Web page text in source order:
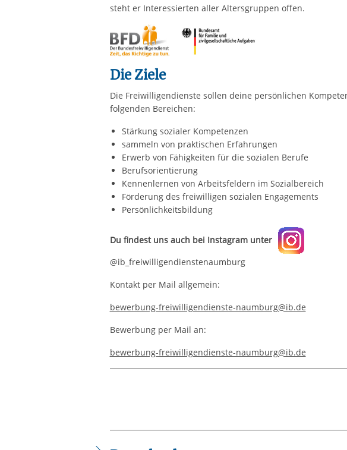
steht er Interessierten aller Altersgruppen offen.
Die Ziele
Die Freiwilligendienste sollen deine persönlichen
folgenden Bereichen:
Stärkung sozialer Kompetenzen
sammeln von praktischen Erfahrungen
Erwerb von Fähigkeiten für die sozialen Berufe
Berufsorientierung
Kennenlernen von Arbeitsfeldern im Sozialbereich
Förderung des freiwilligen sozialen Engagements
Persönlichkeitsbildung
Du findest uns auch bei Instagram unter
@ib_freiwilligendienstenaumburg
Kontakt per Mail allgemein:
bewerbung-freiwilligendienste-naumburg@ib.de
Bewerbung per Mail an:
bewerbung-freiwilligendienste-naumburg@ib.de